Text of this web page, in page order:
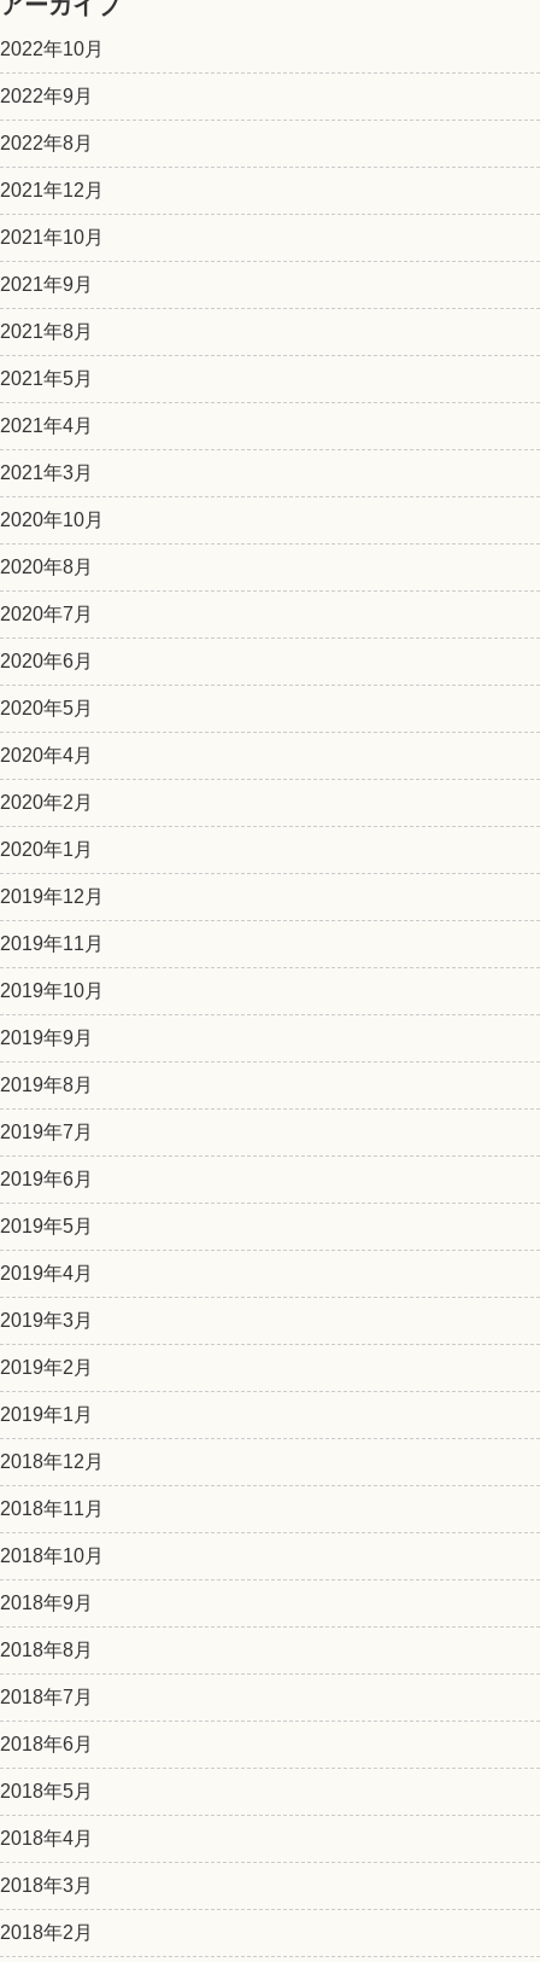
2022年10月
2022年9月
2022年8月
2021年12月
2021年10月
2021年9月
2021年8月
2021年5月
2021年4月
2021年3月
2020年10月
2020年8月
2020年7月
2020年6月
2020年5月
2020年4月
2020年2月
2020年1月
2019年12月
2019年11月
2019年10月
2019年9月
2019年8月
2019年7月
2019年6月
2019年5月
2019年4月
2019年3月
2019年2月
2019年1月
2018年12月
2018年11月
2018年10月
2018年9月
2018年8月
2018年7月
2018年6月
2018年5月
2018年4月
2018年3月
2018年2月